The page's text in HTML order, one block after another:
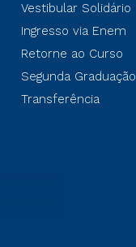
Vestibular Solidário
Ingresso via Enem
Retorne ao Curso
Segunda Graduação
Transferência